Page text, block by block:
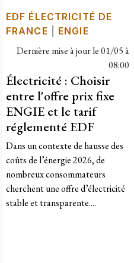
EDF ÉLECTRICITÉ DE
FRANCE
ENGIE
Dernière mise à jour le01/05 à
08:00
Électricité : Choisir
entre l'offre prix fixe
ENGIE et le tarif
réglementé EDF
Dans un contexte de hausse des
coûts de l’énergie 2026, de
nombreux consommateurs
cherchent une offre d’électricité
stable et transparente....